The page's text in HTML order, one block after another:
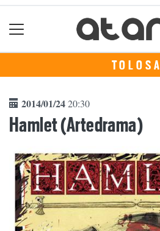
TOLOSA
2014/01/2420:30
Hamlet (Artedrama)